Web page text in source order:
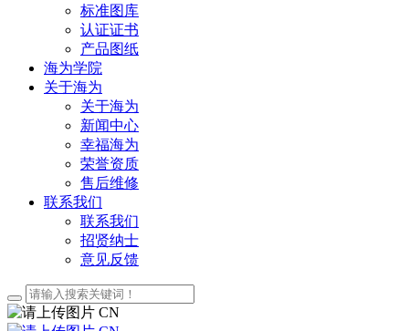
标准图库
认证证书
产品图纸
海为学院
关于海为
关于海为
新闻中心
幸福海为
荣誉资质
售后维修
联系我们
联系我们
招贤纳士
意见反馈
CN